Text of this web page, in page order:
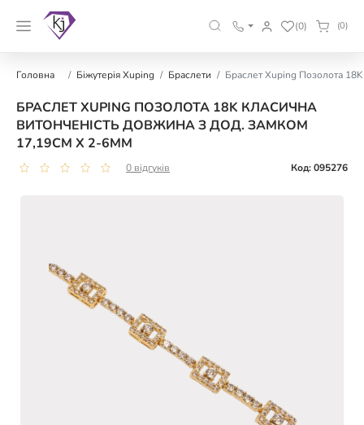
(0) (0)
Головна Біжутерія Xuping Браслети Браслет Xuping Позолота
БРАСЛЕТ XUPING ПОЗОЛОТА 18K КЛАСИЧНА
ВИТОНЧЕНІСТЬ ДОВЖИНА З ДОД. ЗАМКОМ
17,19СМ Х 2-6ММ
0 відгуків Код: 095276